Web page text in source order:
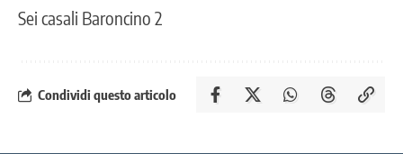
Sei casali Baroncino 2
Condividi questo articolo